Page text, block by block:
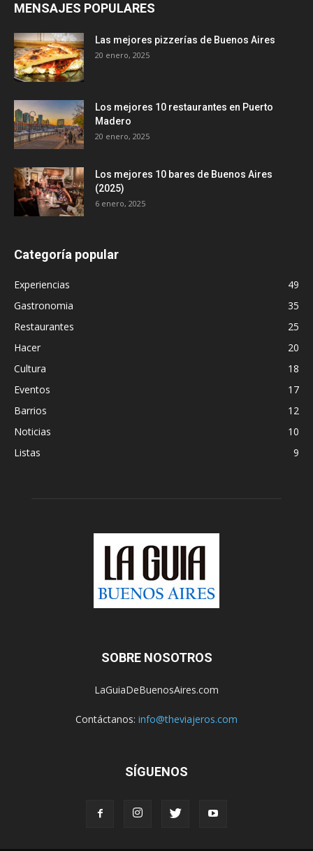
MENSAJES POPULARES
Las mejores pizzerías de Buenos Aires
20 enero, 2025
Los mejores 10 restaurantes en Puerto
Madero
20 enero, 2025
Los mejores 10 bares de Buenos Aires
(2025)
6 enero, 2025
Categoría popular
Experiencias
49
Gastronomia
35
Restaurantes
25
Hacer
20
Cultura
18
Eventos
17
Barrios
12
Noticias
10
Listas
9
SOBRE NOSOTROS
LaGuiaDeBuenosAires.com
Contáctanos: info@theviajeros.com
SÍGUENOS